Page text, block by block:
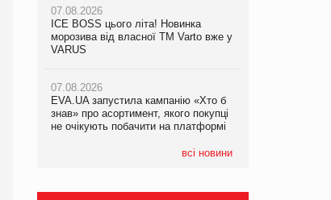
07.08.2026
ICE BOSS цього літа! Новинка
морозива від власної ТМ Varto вже у
VARUS
07.08.2026
EVA.UA запустила кампанію «Хто б
знав» про асортимент, якого покупці
не очікують побачити на платформі
всі новини
07.08.2026
ICE BOSS цього літа! Новинка
морозива від власної ТМ Varto вже у
VARUS
07.08.2026
EVA.UA запустила кампанію «Хто б
знав» про асортимент, якого покупці
не очікують побачити на платформі
07.08.2026
Франція заборонила рекламні дзвінки